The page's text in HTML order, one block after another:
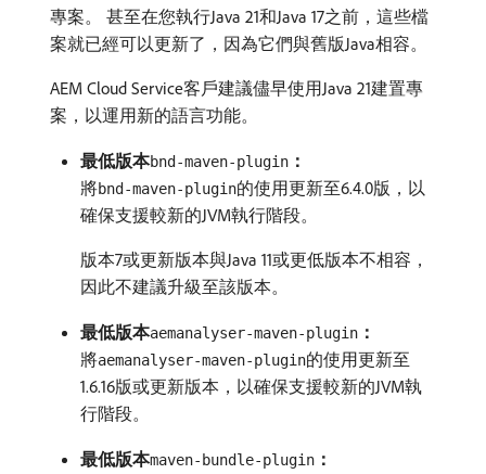
專案。 甚至在您執行Java 21和Java 17之前，這些檔
案就已經可以更新了，因為它們與舊版Java相容。
AEM Cloud Service客戶建議儘早使用Java 21建置專
案，以運用新的語言功能。
最低版本bnd-maven-plugin ：
將bnd-maven-plugin的使用更新至6.4.0版，以
確保支援較新的JVM執行階段。
版本7或更新版本與Java 11或更低版本不相容，
因此不建議升級至該版本。
最低版本aemanalyser-maven-plugin ：
將aemanalyser-maven-plugin的使用更新至
1.6.16版或更新版本，以確保支援較新的JVM執
行階段。
最低版本maven-bundle-plugin ：